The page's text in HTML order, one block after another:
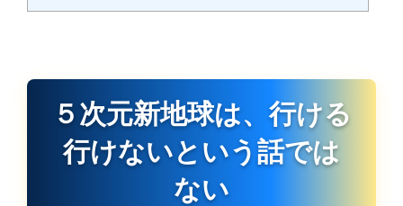
５次元新地球は、行ける
行けないという話では
ない